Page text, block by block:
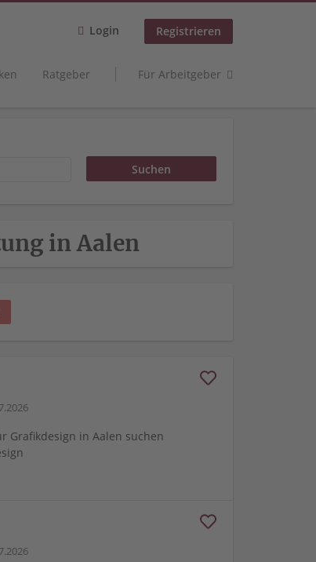
Login Registrieren
Ratgeber Für Arbeitgeber
in Aalen
Grafikdesign in Aalen suchen